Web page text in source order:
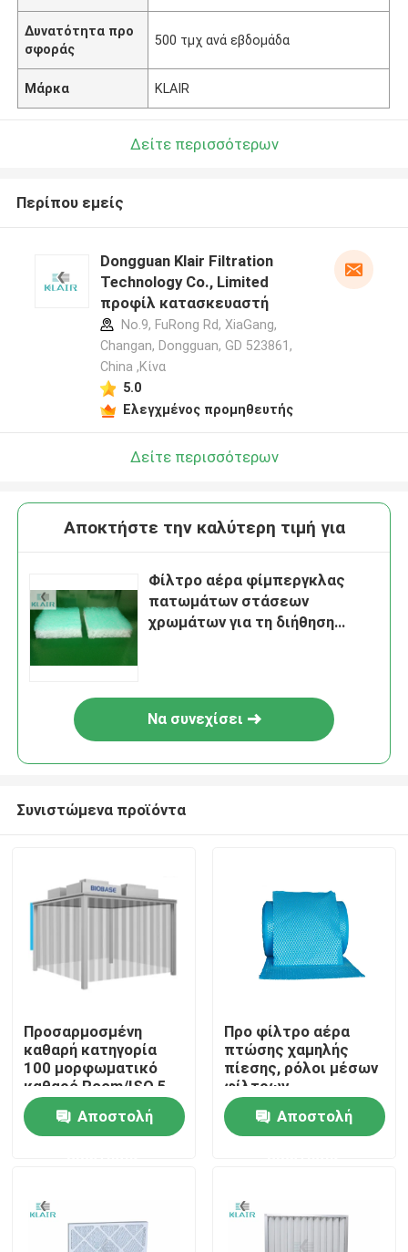
Σπίτι
Περίπου εμείς
Δυνατότητα προ
σφοράς
500 τμχ ανά εβδομάδα
Μάρκα KLAIR
Δείτε περισσότερων
Περίπου εμείς
Dongguan Klair Filtration
Technology Co., Limited
προφίλ κατασκευαστή
No.9, FuRong Rd, XiaGang,
Changan, Dongguan, GD 523861,
China ,Κίνα
5.0
Ελεγχμένος προμηθευτής
Δείτε περισσότερων
Αποκτήστε την καλύτερη τιμή για
Φίλτρο αέρα φίμπεργκλας
πατωμάτων στάσεων
χρωμάτων για τη διήθηση
Να συνεχίσει
Συνιστώμενα προϊόντα
Προσαρμοσμένη
καθαρή κατηγορία
100 μορφωματικό
καθαρό Room/ISO 5
ISO 7 καθαρός
θάλαμοςΑποστολή
Προ φίλτρο αέρα
πτώσης χαμηλής
πίεσης, ρόλοι μέσων
φίλτρων
πολυεστέρα G3 G4
Αποστολή